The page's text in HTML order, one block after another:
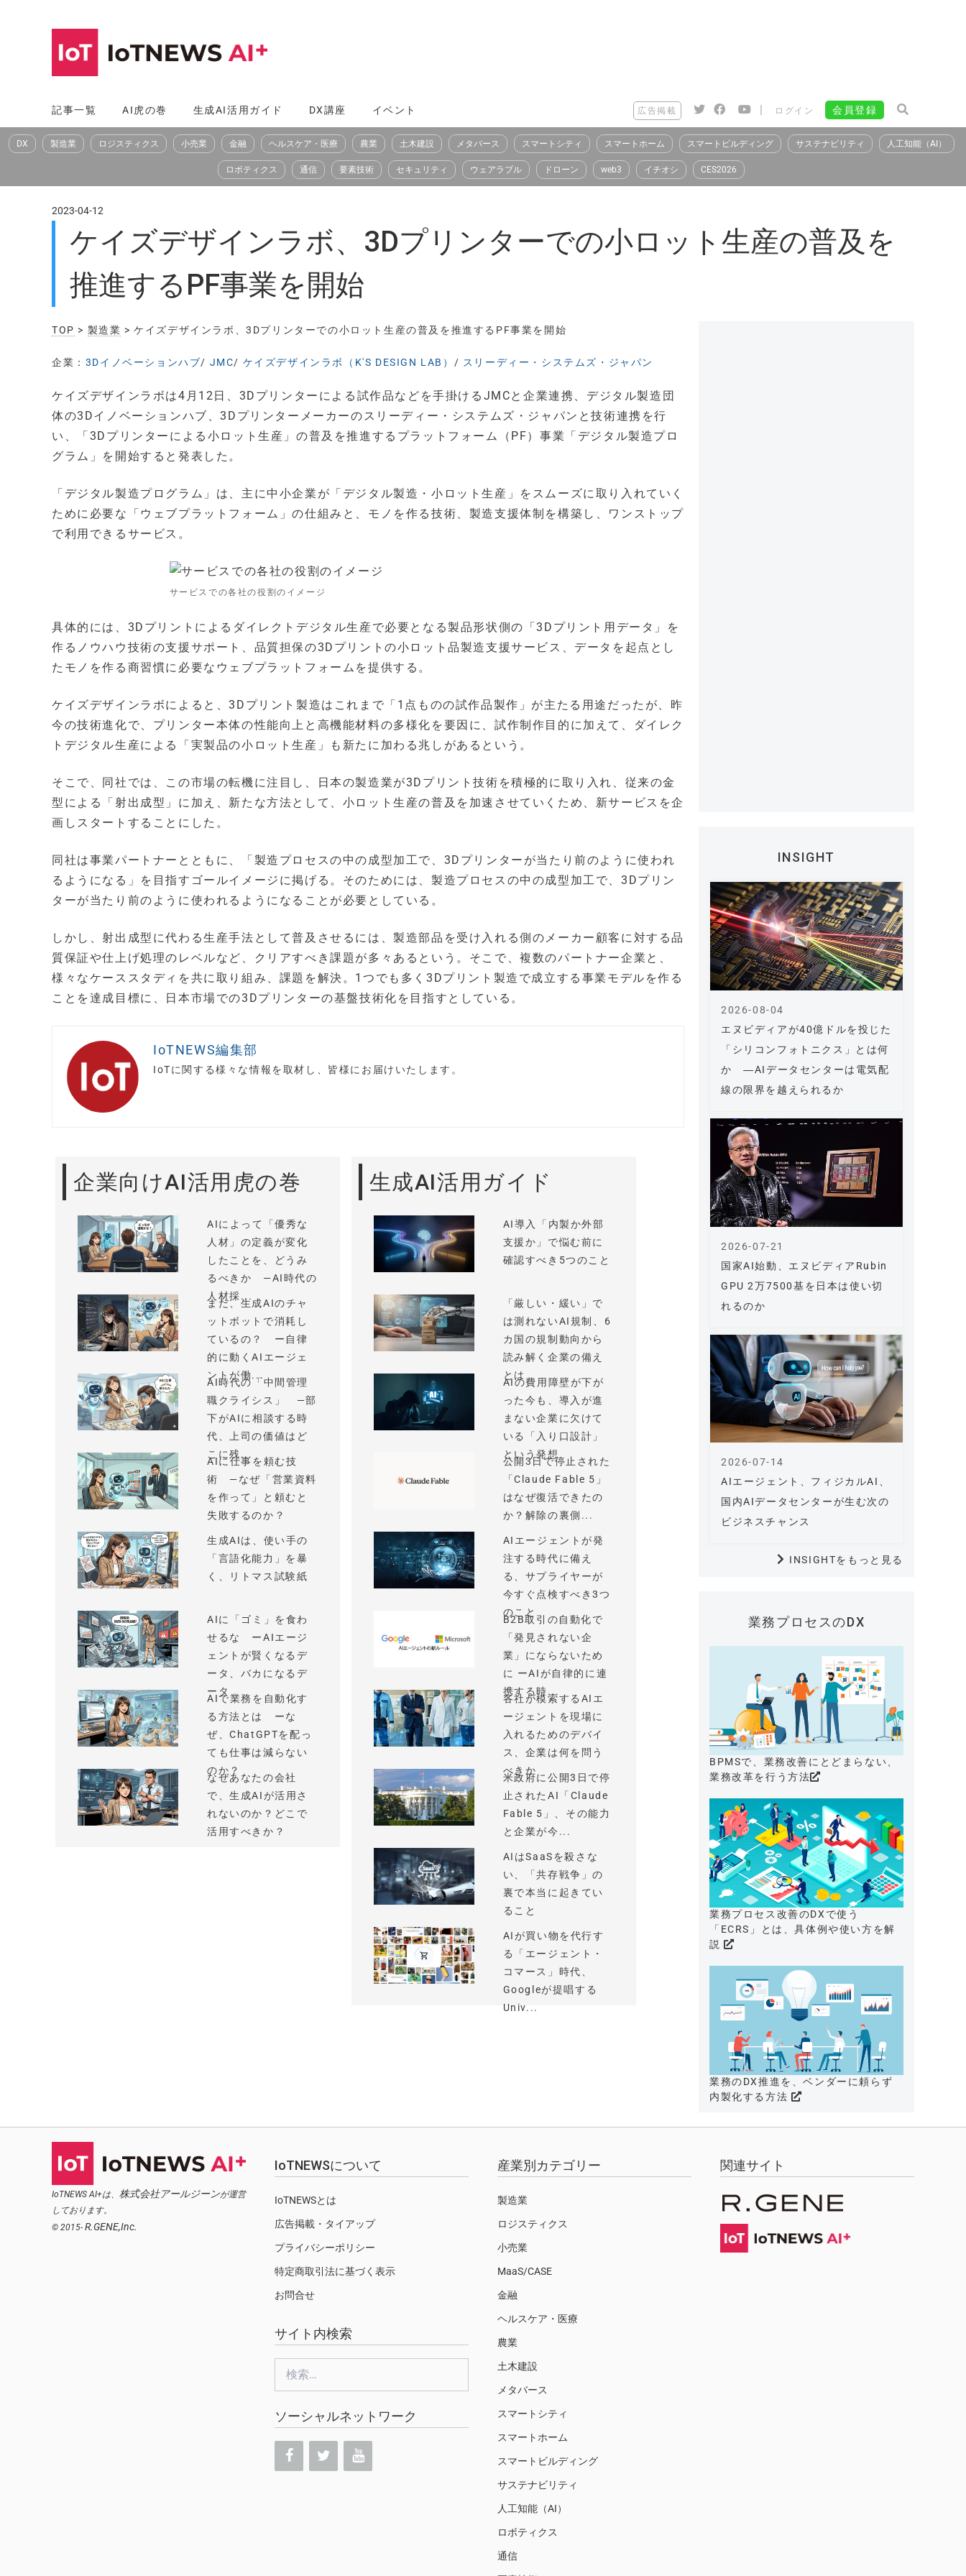
へ
ス
記事一覧 AI虎の巻 生成AI活用ガイド DX講座 イベント 広告掲載 | ログイン 会員登録
DX 製造業 ロジスティクス 小売業 金融 ヘルスケア・医療 農業 土木建設 メタバース スマートシティ スマートホーム スマートビルディング サステナビリティ 人工知能（AI）
ロボティクス 通信 要素技術 セキュリティ ウェアラブル ドローン web3 イチオシ CES2026
2023-04-12
ケイズデザインラボ、3Dプリンターでの小ロット生産の普及を
推進するPF事業を開始
TOP > 製造業 > ケイズデザインラボ、3Dプリンターでの小ロット生産の普及を推進するPF事業を開始
企業： 3Dイノベーションハブ/ JMC/ ケイズデザインラボ（K'S DESIGN LAB） / スリーディー・システムズ・ジャパン
ケイズデザインラボは4月12日、3Dプリンターによる試作品などを手掛けるJMCと企業連携、デジタル製造団
体の3Dイノベーションハブ、3Dプリンターメーカーのスリーディー・システムズ・ジャパンと技術連携を行
い、「3Dプリンターによる小ロット生産」の普及を推進するプラットフォーム（PF）事業「デジタル製造プロ
グラム」を開始すると発表した。
「デジタル製造プログラム」は、主に中小企業が「デジタル製造・小ロット生産」をスムーズに取り入れていく
ために必要な「ウェブプラットフォーム」の仕組みと、モノを作る技術、製造支援体制を構築し、ワンストップ
で利用できるサービス。
サービスでの各社の役割のイメージ
具体的には、3Dプリントによるダイレクトデジタル生産で必要となる製品形状側の「3Dプリント用データ」を
作るノウハウ技術の支援サポート、品質担保の3Dプリントの小ロット品製造支援サービス、データを起点とし
たモノを作る商習慣に必要なウェブプラットフォームを提供する。
ケイズデザインラボによると、3Dプリント製造はこれまで「1点ものの試作品製作」が主たる用途だったが、昨
今の技術進化で、プリンター本体の性能向上と高機能材料の多様化を要因に、試作制作目的に加えて、ダイレク
トデジタル生産による「実製品の小ロット生産」も新たに加わる兆しがあるという。
そこで、同社では、この市場の転機に注目し、日本の製造業が3Dプリント技術を積極的に取り入れ、従来の金
型による「射出成型」に加え、新たな方法として、小ロット生産の普及を加速させていくため、新サービスを企
画しスタートすることにした。
同社は事業パートナーとともに、「製造プロセスの中の成型加工で、3Dプリンターが当たり前のように使われ
るようになる」を目指すゴールイメージに掲げる。そのためには、製造プロセスの中の成型加工で、3Dプリン
ターが当たり前のように使われるようになることが必要としている。
しかし、射出成型に代わる生産手法として普及させるには、製造部品を受け入れる側のメーカー顧客に対する品
質保証や仕上げ処理のレベルなど、クリアすべき課題が多々あるという。そこで、複数のパートナー企業と、
様々なケーススタディを共に取り組み、課題を解決。1つでも多く3Dプリント製造で成立する事業モデルを作る
ことを達成目標に、日本市場での3Dプリンターの基盤技術化を目指すとしている。
IoTNEWS編集部
IoTに関する様々な情報を取材し、皆様にお届けいたします。
企業向けAI活用虎の巻
AIによって「優秀な
人材」の定義が変化
したことを、どうみ
るべきか —AI時代の
人材採...
まだ、生成AIのチャ
ットボットで消耗し
ているの？ ー自律
的に動くAIエージェ
ントが働...
AI時代の「中間管理
職クライシス」 —部
下がAIに相談する時
代、上司の価値はど
こに残...
AIに仕事を頼む技
術 —なぜ「営業資料
を作って」と頼むと
失敗するのか？
生成AIは、使い手の
「言語化能力」を暴
く、リトマス試験紙
AIに「ゴミ」を食わ
せるな ーAIエージ
ェントが賢くなるデ
ータ、バカになるデ
ータ
AIで業務を自動化す
る方法とは ーな
ぜ、ChatGPTを配っ
ても仕事は減らない
のか？
なぜあなたの会社
で、生成AIが活用さ
れないのか？どこで
活用すべきか？
生成AI活用ガイド
AI導入「内製か外部
支援か」で悩む前に
確認すべき5つのこと
「厳しい・緩い」で
は測れないAI規制、6
カ国の規制動向から
読み解く企業の備え
とは
AIの費用障壁が下が
った今も、導入が進
まない企業に欠けて
いる「入り口設計」
という発想
公開3日で停止された
「Claude Fable 5」
はなぜ復活できたの
か？解除の裏側...
AIエージェントが発
注する時代に備え
る、サプライヤーが
今すぐ点検すべき3つ
のこと
B2B取引の自動化で
「発見されない企
業」にならないため
に ーAIが自律的に連
携する時...
各社が模索するAIエ
ージェントを現場に
入れるためのデバイ
ス、企業は何を問う
べきか
米政府に公開3日で停
止されたAI「Claude
Fable 5」、その能力
と企業が今...
AIはSaaSを殺さな
い、「共存戦争」の
裏で本当に起きてい
ること
AIが買い物を代行す
る「エージェント・
コマース」時代、
Googleが提唱する
Univ...
INSIGHT
エヌビディアが40億ドルを投じた
「シリコンフォトニクス」とは何
か ―AIデータセンターは電気配
線の限界を越えられるか
2026-08-04
国家AI始動、エヌビディアRubin
GPU 2万7500基を日本は使い切
れるのか
2026-07-21
AIエージェント、フィジカルAI、
国内AIデータセンターが生む次の
ビジネスチャンス
2026-07-14
INSIGHTをもっと見る
業務プロセスのDX
BPMSで、業務改善にとどまらない、
業務改革を行う方法
業務プロセス改善のDXで使う
「ECRS」とは、具体例や使い方を解
説
業務のDX推進を、ベンダーに頼らず
内製化する方法
IoTNEWS AI+は、 株式会社アールジーンが運営
しております。
© 2015- R.GENE,Inc.
IoTNEWSについて
IoTNEWSとは
広告掲載・タイアップ
プライバシーポリシー
特定商取引法に基づく表示
お問合せ
サイト内検索
索:
ソーシャルネットワーク
産業別カテゴリー
製造業
ロジスティクス
小売業
MaaS/CASE
金融
ヘルスケア・医療
農業
土木建設
メタバース
スマートシティ
スマートホーム
スマートビルディング
サステナビリティ
人工知能（AI）
ロボティクス
通信
関連サイト